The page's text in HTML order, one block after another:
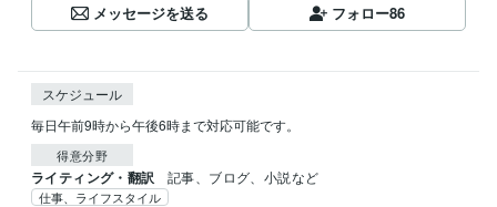
メッセージを送る
フォロー86
スケジュール
毎日午前9時から午後6時まで対応可能です。
得意分野
ライティング・翻訳 記事、ブログ、小説など
仕事、ライフスタイル